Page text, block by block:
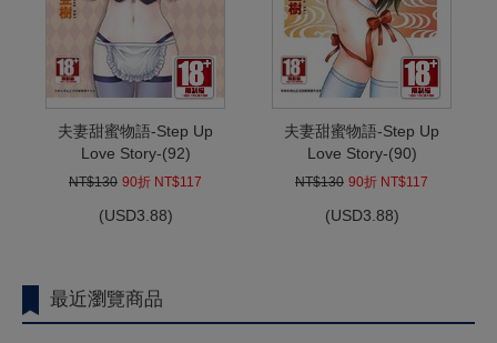
夫妻甜蜜物語-Step Up
Love Story-(92)
NT$130 90折 NT$117
(USD3.88)
夫妻甜蜜物語-Step Up
Love Story-(90)
NT$130 90折 NT$117
(USD3.88)
最近瀏覽商品